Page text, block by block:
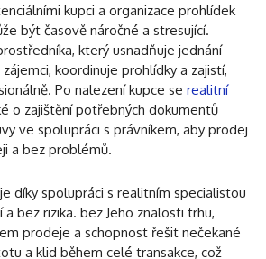
kupci a organizace prohlídek
být časově náročné a stresující.
který usnadňuje jednání
koordinuje prohlídky a zajistí,
Po nalezení kupce se realitní
o zajištění potřebných dokumentů
ve spolupráci s právníkem, aby prodej
a bez problémů.
díky spolupráci s realitním specialistou
bez rizika. bez Jeho znalosti trhu,
prodeje a schopnost řešit nečekané
a klid během celé transakce, což